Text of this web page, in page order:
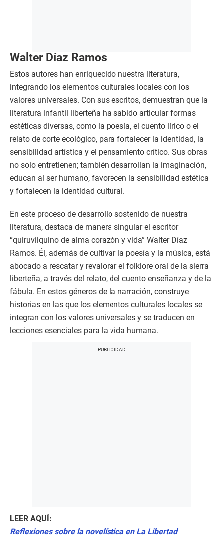
Walter Díaz Ramos
Estos autores han enriquecido nuestra literatura,
integrando los elementos culturales locales con los
valores universales. Con sus escritos, demuestran que la
literatura infantil liberteña ha sabido articular formas
estéticas diversas, como la poesía, el cuento lírico o el
relato de corte ecológico, para fortalecer la identidad, la
sensibilidad artística y el pensamiento crítico. Sus obras
no solo entretienen; también desarrollan la imaginación,
educan al ser humano, favorecen la sensibilidad estética
y fortalecen la identidad cultural.
En este proceso de desarrollo sostenido de nuestra
literatura, destaca de manera singular el escritor
“quiruvilquino de alma corazón y vida” Walter Díaz
Ramos. Él, además de cultivar la poesía y la música, está
abocado a rescatar y revalorar el folklore oral de la sierra
liberteña, a través del relato, del cuento enseñanza y de la
fábula. En estos géneros de la narración, construye
historias en las que los elementos culturales locales se
integran con los valores universales y se traducen en
lecciones esenciales para la vida humana.
LEER AQUÍ:
Reflexiones sobre la novelística en La Libertad